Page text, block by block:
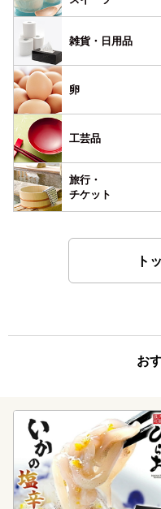
雑貨・ 日用品
卵
工芸品
旅行・
チケット
ト
お